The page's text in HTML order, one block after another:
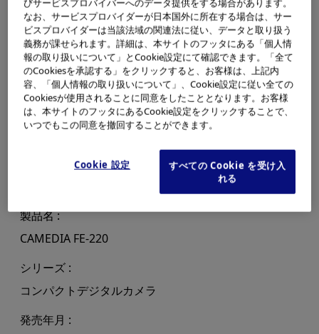
製品名
CAMEDIA FE-220
シリーズ
コンパクトデジタルカメラ
発売年月
なお、サービスプロバイダーが日本国外に所在する場合は、サー
ビスプロバイダーは当該法域の関連法に従い、データと取り扱う
義務が課せられます。詳細は、本サイトのフッタにある「個人情
報の取り扱いについて」とCookie設定にて確認できます。「全て
のCookiesを承認する」をクリックすると、お客様は、上記内
容、「個人情報の取り扱いについて」、Cookie設定に従い全ての
Cookiesが使用されることに同意をしたこととなります。お客様
は、本サイトのフッタにあるCookie設定をクリックすることで、
いつでもこの同意を撤回することができます。
Cookie 設定
すべての Cookie を受け入
れる